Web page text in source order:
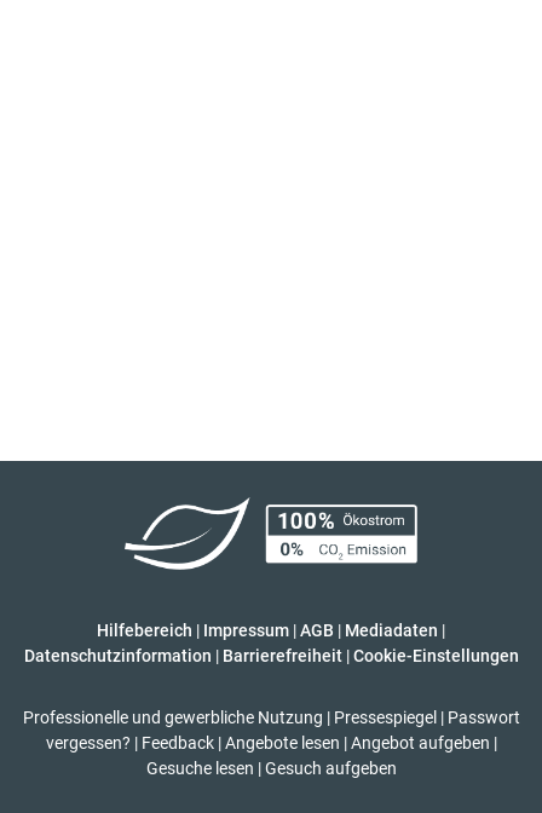
Hilfebereich | Impressum |AGB | Mediadaten |
Datenschutzinformation | Barrierefreiheit | Cookie-Einstellungen
Professionelle und gewerbliche Nutzung | Pressespiegel | Passwort
vergessen? | Feedback | Angebote lesen | Angebot aufgeben |
Gesuche lesen | Gesuch aufgeben